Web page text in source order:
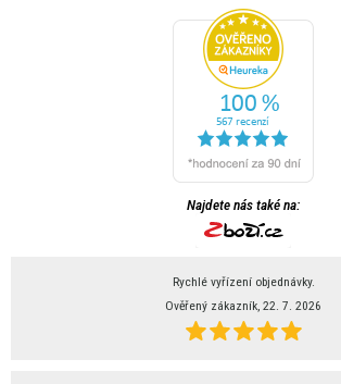
Najdete nás také na:
Rychlé vyřízení objednávky.
Ověřený zákazník, 22. 7. 2026